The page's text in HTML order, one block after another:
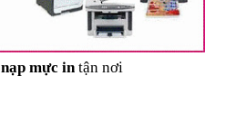
nạp mực intận nơi